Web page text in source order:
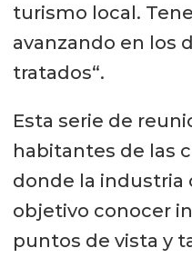
turismo local.
avanzando en los
tratados“.
Esta serie de
habitantes de las
donde la industria
objetivo conocer
puntos de vista y